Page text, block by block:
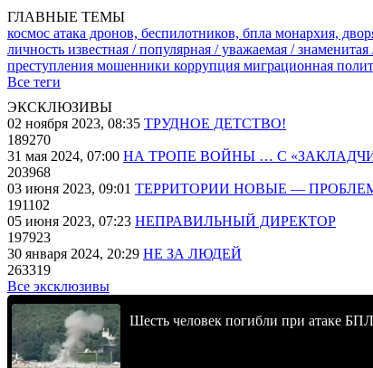
ГЛАВНЫЕ ТЕМЫ
космос атака дронов, беспилотников, бпла монархия,
личность известная / популярная / уважаемая / знаменитая
преступления мошенники коррупция миграционная
Все теги
ЭКСКЛЮЗИВЫ
02 ноября 2023, 08:35 ТРУДНОЕ ДЕТСТВО!
189270
31 мая 2024, 07:00 НА ТРОПЕ ВОЙНЫ … С
203968
03 июня 2023, 09:01 ТЕРРИТОРИИ НОВЫЕ —
191102
05 июня 2023, 07:23 НЕПРАВИЛЬНЫЙ ДИРЕКТОР
197923
30 января 2024, 20:29 НЕ ЗА ЛЮДЕЙ
263319
Все эксклюзивы
Шесть человек погибли при атаке